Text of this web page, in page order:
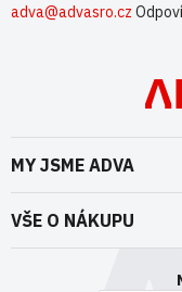
adva@advasro.cz
MY JSME ADVA
O nás
Naše dokumenty
VŠE O NÁKUPU